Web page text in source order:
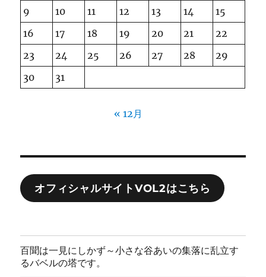
9
10 11 12 13 14
15
16
17 18 19 20 21
22
23
24 25 26 27 28
29
30
31
« 12月
オフィシャルサイトVOL2はこちら
百聞は一見にしかず～小さな谷あいの集落に乱立す
るバベルの塔です。